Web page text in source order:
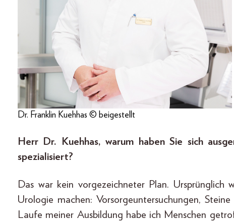
Dr. Franklin Kuehhas © beigestellt
Herr Dr. Kuehhas, warum haben Sie sich
spezialisiert?
Das war kein vorgezeichneter Plan. Ursprünglich
Urologie machen: Vorsorgeuntersuchungen,
Laufe meiner Ausbildung habe ich Menschen